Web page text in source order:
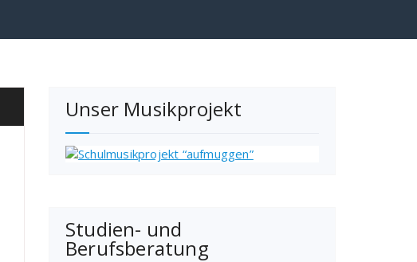
Unser Musikprojekt
Studien- und
Berufsberatung